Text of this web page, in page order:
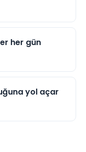
her gün
yol açar